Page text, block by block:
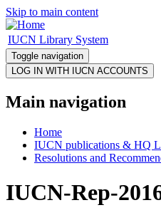
Skip to main content
IUCN Library System
Toggle navigation
Main navigation
Home
IUCN publications & HQ
Resolutions and
IUCN-Rep-